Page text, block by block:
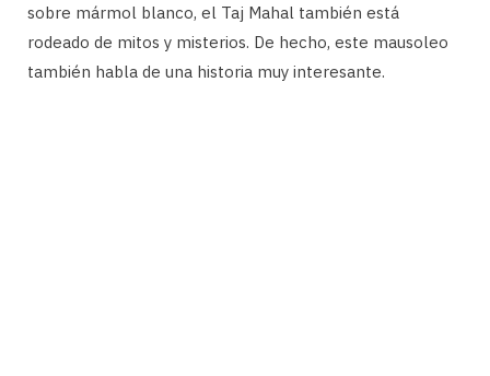
sobre mármol blanco, el Taj Mahal también está
rodeado de mitos y misterios. De hecho, este mausoleo
también habla de una historia muy interesante.